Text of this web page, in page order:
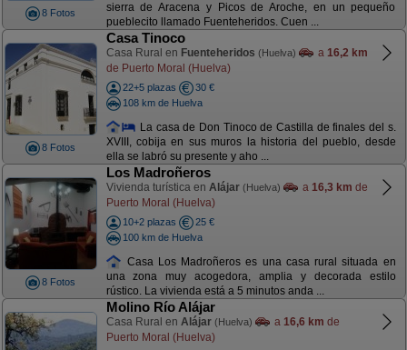
8 Fotos
sierra de Aracena y Picos de Aroche, en un pequeño
pueblecito llamado Fuenteheridos. Cuen ...
8 Fotos
Casa Tinoco
Casa Rural en Fuenteheridos (Huelva) a 16,2 km
de Puerto Moral (Huelva)
22+5 plazas
30 €
108 km de Huelva
La casa de Don Tinoco de Castilla de finales del s.
XVIII, cobija en sus muros la historia del pueblo, desde
ella se labró su presente y aho ...
8 Fotos
Los Madroñeros
Vivienda turística en Alájar (Huelva) a 16,3 km de
Puerto Moral (Huelva)
10+2 plazas
25 €
100 km de Huelva
Casa Los Madroñeros es una casa rural situada en
una zona muy acogedora, amplia y decorada estilo
rústico. La vivienda está a 5 minutos anda ...
Molino Río Alájar
Casa Rural en Alájar (Huelva) a 16,6 km de
Puerto Moral (Huelva)